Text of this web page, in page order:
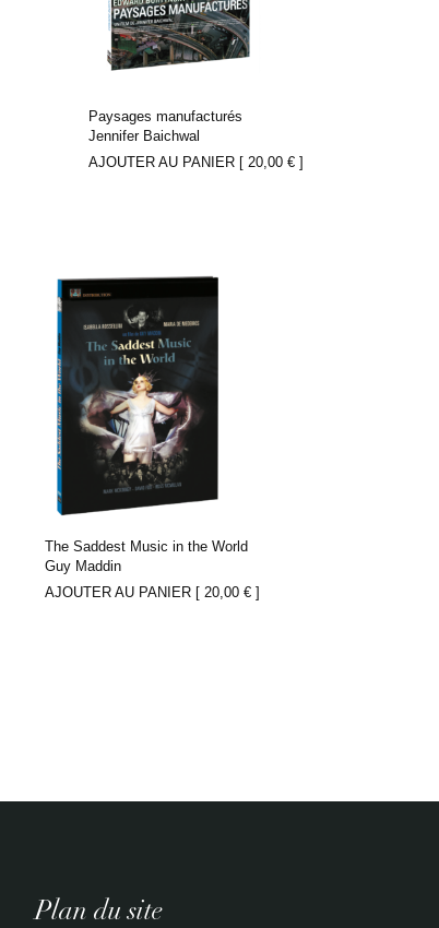
Paysages manufacturés
Jennifer Baichwal
AJOUTER AU PANIER [ 20,00 €]
The Saddest Music in the World
Guy Maddin
AJOUTER AU PANIER [ 20,00 €]
Plan du site